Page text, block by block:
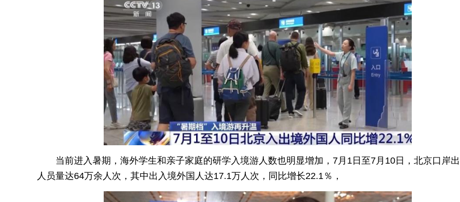
当前进入暑期，海外学生和亲子家庭的研学入境游人数也明显增加，7月1日至7月10日，北京口岸
人员量达64万余人次，其中出入境外国人达17.1万人次，同比增长22.1％，